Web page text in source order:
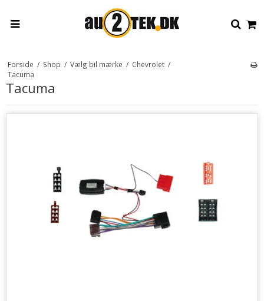
Forside / Shop / Vælg bil mærke / Chevrolet /
Tacuma
Tacuma